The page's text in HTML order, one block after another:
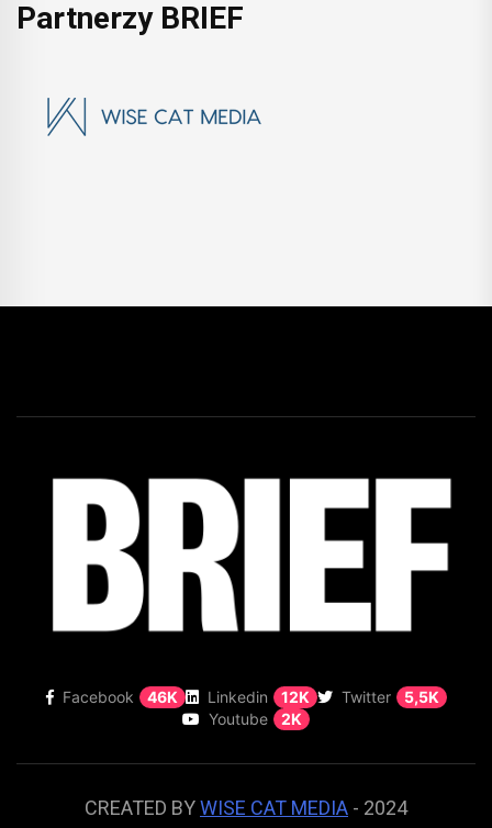
Partnerzy BRIEF
Facebook 46K Linkedin 12K Twitter
5,5K
Youtube
2K
CREATED BYWISE CAT MEDIA - 2024